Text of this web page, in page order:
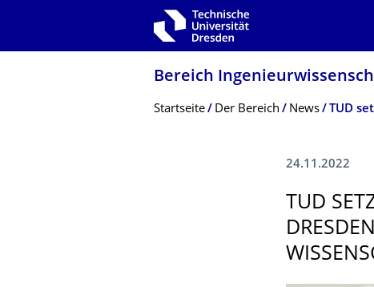
Zur Hauptnavigation springen
Bereich
Breadcrumb-Menü
Startseite Der Bereich News
24.11.2022
TUD